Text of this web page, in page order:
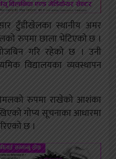
टुँडीखेलका स्थानीय अमर
रुपमा छाला भेटिएको छ ।
गरि रहेको छ । उनी
विद्यालयका व्यवस्थापन
रुपमा राखेको आशंका
गोप्य सूचनाका आधारमा
छ ।